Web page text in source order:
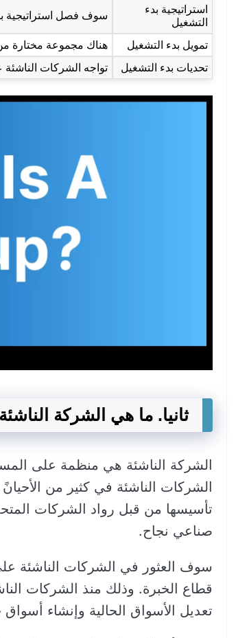
استراتيجية بدء
التشغيل
سوف فصل استراتيجية
تمويل بدء التشغيل
هناك مجموعة مختارة من
تحديات بدء التشغيل
تواجه الشركات الناشئة
ثانيا. ما هي الشركة
الشركة الناشئة هي منظمة على
الشركات الناشئة في كثير من الأحيانً
تأسيسها من قبل رواد الشركات
صناعي نجاح.
سوف العثور في الشركات الناشئة
قطاع الخبرة. وذلك منذ الشركات
تعديل الأسواق الحالية وإنشاء